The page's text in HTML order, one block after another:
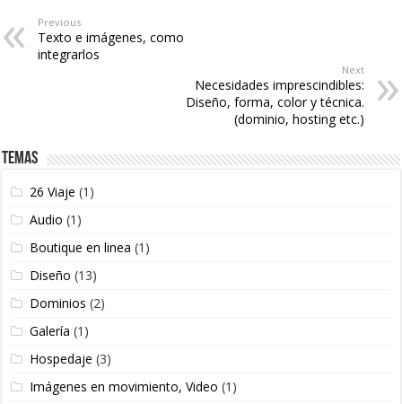
Previous
Texto e imágenes, como
integrarlos
Next
Necesidades imprescindibles:
Diseño, forma, color y técnica.
(dominio, hosting etc.)
Temas
26 Viaje (1)
Audio (1)
Boutique en linea (1)
Diseño (13)
Dominios (2)
Galería (1)
Hospedaje (3)
Imágenes en movimiento, Video (1)